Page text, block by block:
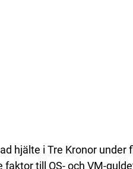
hjälte i Tre Kronor under
till OS- och VM-